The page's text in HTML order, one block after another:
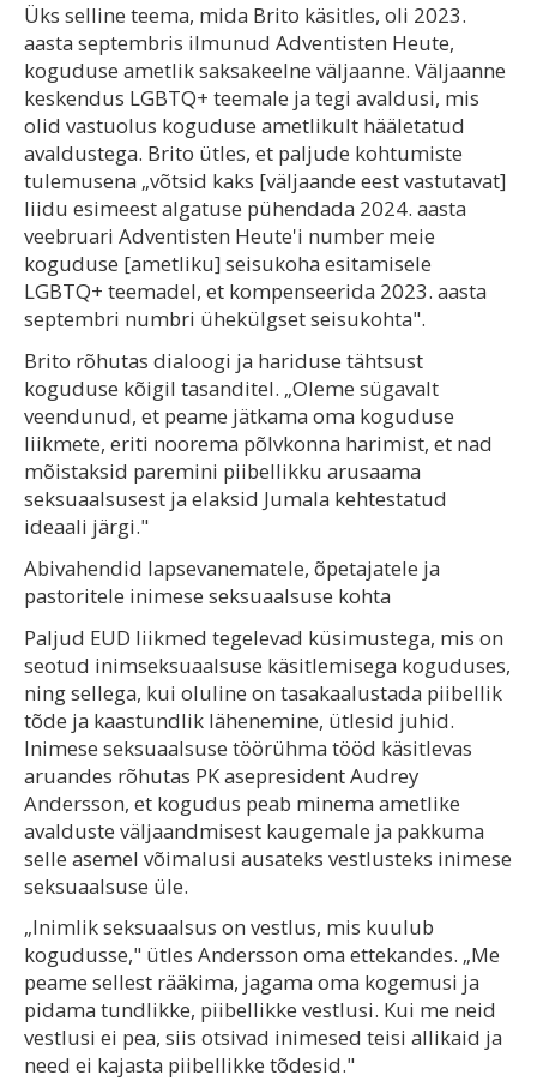
Üks selline teema, mida Brito käsitles, oli 2023.
aasta septembris ilmunud Adventisten Heute,
koguduse ametlik saksakeelne väljaanne. Väljaanne
keskendus LGBTQ+ teemale ja tegi avaldusi, mis
olid vastuolus koguduse ametlikult hääletatud
avaldustega. Brito ütles, et paljude kohtumiste
tulemusena „võtsid kaks [väljaande eest vastutavat]
liidu esimeest algatuse pühendada 2024. aasta
veebruari Adventisten Heute'i number meie
koguduse [ametliku] seisukoha esitamisele
LGBTQ+ teemadel, et kompenseerida 2023. aasta
septembri numbri ühekülgset seisukohta".
Brito rõhutas dialoogi ja hariduse tähtsust
koguduse kõigil tasanditel. „Oleme sügavalt
veendunud, et peame jätkama oma koguduse
liikmete, eriti noorema põlvkonna harimist, et nad
mõistaksid paremini piibellikku arusaama
seksuaalsusest ja elaksid Jumala kehtestatud
ideaali järgi."
Abivahendid lapsevanematele, õpetajatele ja
pastoritele inimese seksuaalsuse kohta
Paljud EUD liikmed tegelevad küsimustega, mis on
seotud inimseksuaalsuse käsitlemisega koguduses,
ning sellega, kui oluline on tasakaalustada piibellik
tõde ja kaastundlik lähenemine, ütlesid juhid.
Inimese seksuaalsuse töörühma tööd käsitlevas
aruandes rõhutas PK asepresident Audrey
Andersson, et kogudus peab minema ametlike
avalduste väljaandmisest kaugemale ja pakkuma
selle asemel võimalusi ausateks vestlusteks inimese
seksuaalsuse üle.
„Inimlik seksuaalsus on vestlus, mis kuulub
kogudusse," ütles Andersson oma ettekandes. „Me
peame sellest rääkima, jagama oma kogemusi ja
pidama tundlikke, piibellikke vestlusi. Kui me neid
vestlusi ei pea, siis otsivad inimesed teisi allikaid ja
need ei kajasta piibellikke tõdesid."